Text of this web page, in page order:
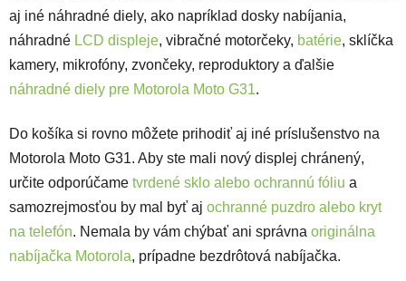
aj iné náhradné diely, ako napríklad dosky nabíjania,
náhradné LCD displeje, vibračné motorčeky, batérie, sklíčka
kamery, mikrofóny, zvončeky, reproduktory a ďalšie
náhradné diely pre Motorola Moto G31.
Do košíka si rovno môžete prihodiť aj iné príslušenstvo na
Motorola Moto G31. Aby ste mali nový displej chránený,
určite odporúčame tvrdené sklo alebo ochrannú fóliu a
samozrejmosťou by mal byť aj ochranné puzdro alebo kryt
na telefón. Nemala by vám chýbať ani správna originálna
nabíjačka Motorola, prípadne bezdrôtová nabíjačka.